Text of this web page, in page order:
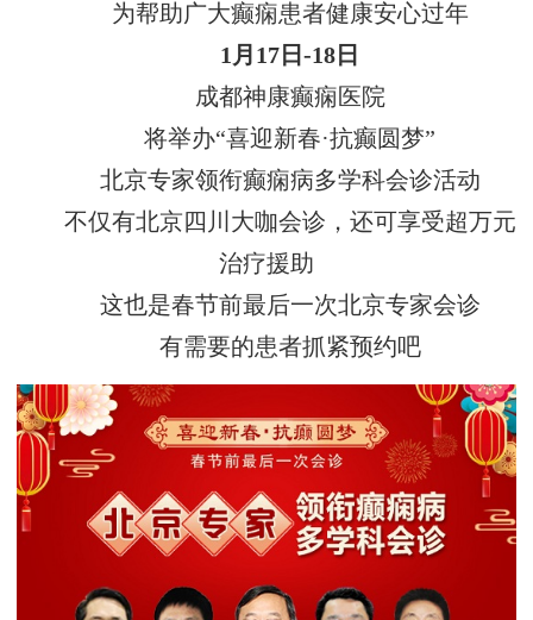
为帮助广大癫痫患者健康安心过年
1月17日-18日
成都神康癫痫医院
将举办“喜迎新春·抗癫圆梦”
北京专家领衔癫痫病多学科会诊活动
不仅有北京四川大咖会诊，还可享受超万元
治疗援助
这也是春节前最后一次北京专家会诊
有需要的患者抓紧预约吧